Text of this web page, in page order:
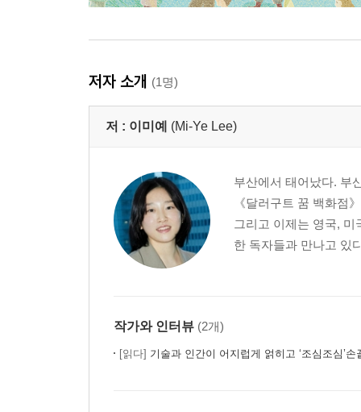
저자 소개 (1명)
저 : 이미예 (Mi-Ye Lee)
부산에서 태어났다. 부
《달러구트 꿈 백화점
그리고 이제는 영국,
한 독자들과 만나고 있
작가와 인터뷰 (2개)
[읽다] 기술과 인간이 어지럽게 얽히고 ‘조심조심’손끝을